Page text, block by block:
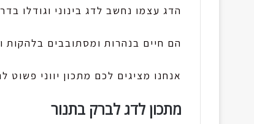
הדג עצמו נחשב לדג בינוני וגודלו
הם חיים בנהרות ומסתובבים בלהקות
אנחנו מציגים לכם מתכון יווני
מתכון לדג לברק בתנור